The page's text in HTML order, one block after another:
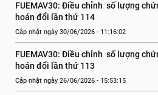
FUEMAV30: Điều chỉnh  số lượng
hoán đổi lần thứ 114
Cập nhật ngày 30/06/2026 - 11:16:02
FUEMAV30: Điều chỉnh  số lượng
hoán đổi lần thứ 113
Cập nhật ngày 26/06/2026 - 15:53:15